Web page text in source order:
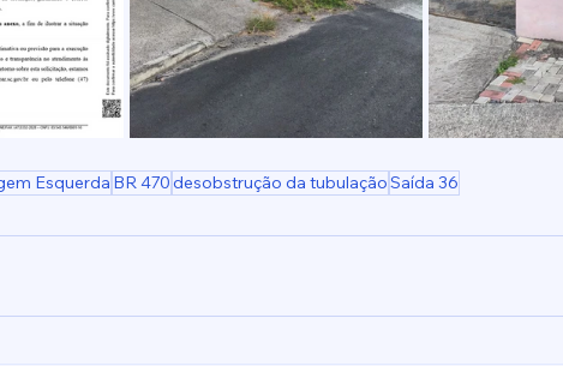
Esquerda BR 470desobstrução da tubulaçãoSaída 36